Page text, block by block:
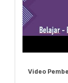
Video